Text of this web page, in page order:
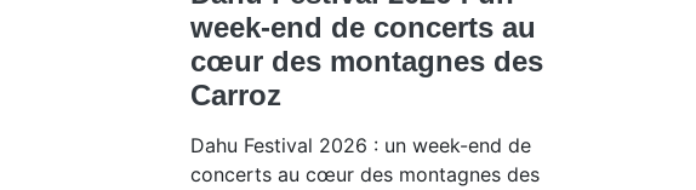
week-end de concerts au
cœur des montagnes des
Carroz
Dahu Festival 2026 : un week-end de
concerts au cœur des montagnes des